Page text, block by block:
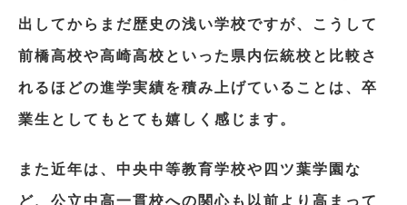
出してからまだ歴史の浅い学校ですが、こうして
前橋高校や高崎高校といった県内伝統校と比較さ
れるほどの進学実績を積み上げていることは、卒
業生としてもとても嬉しく感じます。
また近年は、中央中等教育学校や四ツ葉学園な
ど、公立中高一貫校への関心も以前より高まって